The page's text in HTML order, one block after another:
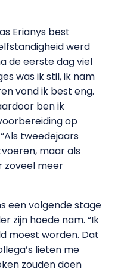
Erianys best
werd
de eerste dag viel
was ik stil, ik nam
vond ik best eng.
ben ik
op
tweedejaars
maar als
zoveel meer
een volgende stage
zijn hoede nam. “Ik
moest worden. Dat
lieten me
zouden doen